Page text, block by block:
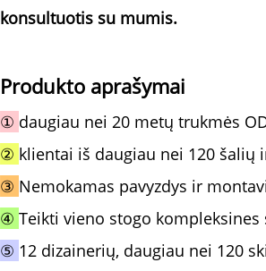
konsultuotis su mumis.
Produkto aprašymai
① daugiau nei 20 metų trukmės
② klientai iš daugiau nei 120 šalių
③ Nemokamas pavyzdys ir
④ Teikti vieno stogo
⑤ 12 dizainerių, daugiau nei 120